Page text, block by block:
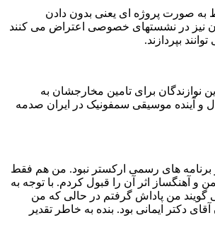
فقط به صورت پروژه ای یعنی بدون دادن
نیز در نشستهای خصوصی اعتراض می کنند
بپردازند.
نوازندگان برای تامین مخارجشان به
و آینده موسیقی سمفونیک در ایران صدمه
برنامه های رسمی ارکستر نبود. من هم فقط
و آهنگساز اثر آن را قبول کردم. با توجه به
گویند من پاداش گرفتم در حالی که من
دکتر ایمانی بود. بنده به خاطر تقدیر